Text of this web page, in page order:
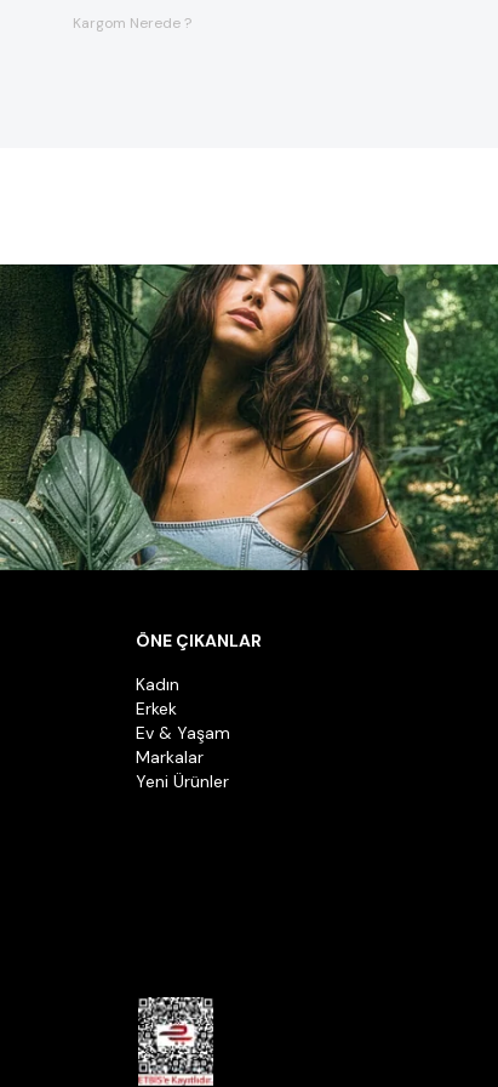
Kargom Nerede ?
ÖNE ÇIKANLAR
Kadın
Erkek
Ev & Yaşam
Markalar
Yeni Ürünler